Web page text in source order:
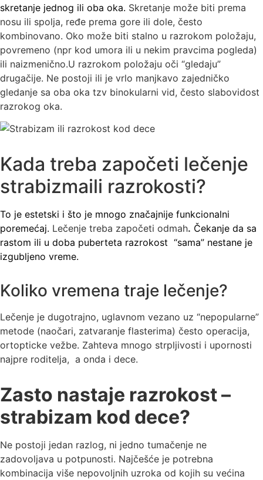
skretanje jednog ili oba oka. Skretanje može biti prema
nosu ili spolja, ređe prema gore ili dole, često
kombinovano. Oko može biti stalno u razrokom položaju,
povremeno (npr kod umora ili u nekim pravcima pogleda)
ili naizmenično.U razrokom položaju oči “gledaju”
drugačije. Ne postoji ili je vrlo manjkavo zajedničko
gledanje sa oba oka tzv binokularni vid, često slabovidost
razrokog oka.
Kada treba započeti lečenje
strabizmaili razrokosti?
To je estetski i što je mnogo značajnije funkcionalni
poremećaj. Lečenje treba započeti odmah. Čekanje da sa
rastom ili u doba puberteta razrokost “sama” nestane je
izgubljeno vreme.
Koliko vremena traje lečenje?
Lečenje je dugotrajno, uglavnom vezano uz “nepopularne”
metode (naočari, zatvaranje flasterima) često operacija,
ortopticke vežbe. Zahteva mnogo strpljivosti i upornosti
najpre roditelja, a onda i dece.
Zasto nastaje razrokost –
strabizam kod dece?
Ne postoji jedan razlog, ni jedno tumačenje ne
zadovoljava u potpunosti. Najčešće je potrebna
kombinacija više nepovoljnih uzroka od kojih su većina